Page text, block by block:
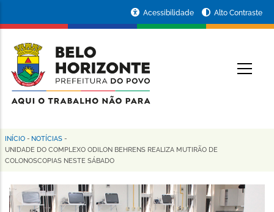
conteúdo
principal
da
Prefeitura
de
Horizonte
Acessibilidade Alto Contraste
Trilha
de
navegação
INÍCIO - NOTÍCIAS -
UNIDADE DO COMPLEXO ODILON BEHRENS REALIZA MUTIRÃO DE
COLONOSCOPIAS NESTE SÁBADO